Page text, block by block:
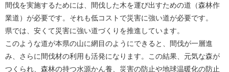
間伐を実施するためには、間伐した木を運び出すための道（森林作
業道）が必要です。それも低コストで災害に強い道が必要です。
県では、安くて災害に強い道づくりを推進しています。
このような道が本県の山に網目のようにできると、間伐が一層進
み、さらに間伐材の利用も活発になります。この結果、元気な森が
つくられ、森林の持つ水源かん養、災害の防止や地球温暖化の防止